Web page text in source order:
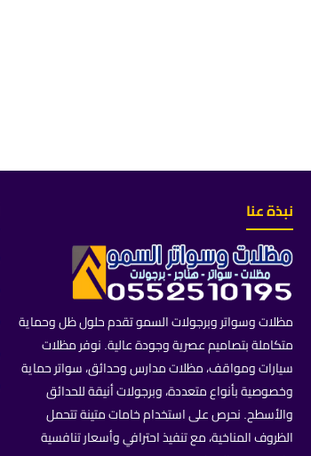
نبذة عنا
مظلات وسواتر وبرجولات السمو تقدم حلول ظل وحماية
متكاملة بتصاميم عصرية وجودة عالية. نوفر مظلات
سيارات ومواقف، مظلات مدارس وحدائق، سواتر حماية
وخصوصية بأنواع متعددة، وبرجولات أنيقة للحدائق
والأسطح. نحرص على استخدام خامات متينة تتحمل
الظروف المناخية، مع تنفيذ احترافي وأسعار تنافسية